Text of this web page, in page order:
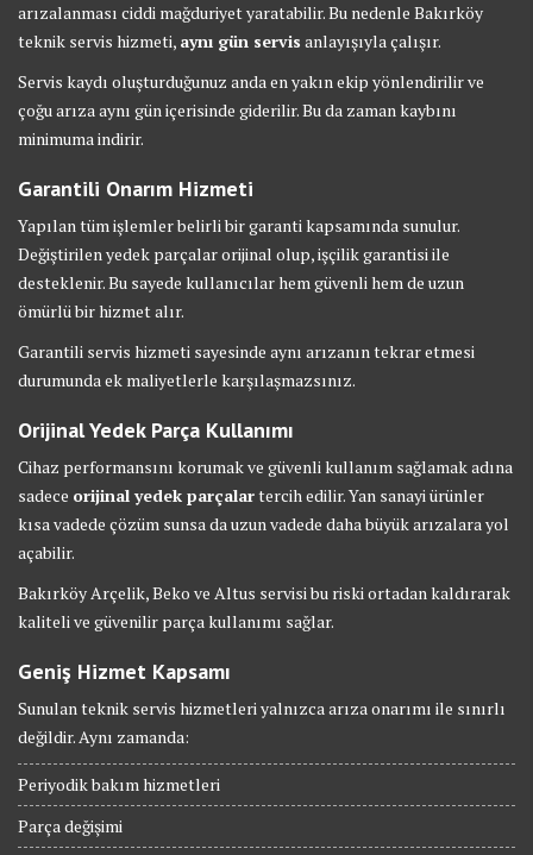
arızalanması ciddi mağduriyet yaratabilir. Bu nedenle Bakırköy
teknik servis hizmeti, aynı gün servis anlayışıyla çalışır.
Servis kaydı oluşturduğunuz anda en yakın ekip yönlendirilir ve
çoğu arıza aynı gün içerisinde giderilir. Bu da zaman kaybını
minimuma indirir.
Garantili Onarım Hizmeti
Yapılan tüm işlemler belirli bir garanti kapsamında sunulur.
Değiştirilen yedek parçalar orijinal olup, işçilik garantisi ile
desteklenir. Bu sayede kullanıcılar hem güvenli hem de uzun
ömürlü bir hizmet alır.
Garantili servis hizmeti sayesinde aynı arızanın tekrar etmesi
durumunda ek maliyetlerle karşılaşmazsınız.
Orijinal Yedek Parça Kullanımı
Cihaz performansını korumak ve güvenli kullanım sağlamak adına
sadece orijinal yedek parçalartercih edilir. Yan sanayi ürünler
kısa vadede çözüm sunsa da uzun vadede daha büyük arızalara yol
açabilir.
Bakırköy Arçelik, Beko ve Altus servisi bu riski ortadan kaldırarak
kaliteli ve güvenilir parça kullanımı sağlar.
Geniş Hizmet Kapsamı
Sunulan teknik servis hizmetleri yalnızca arıza onarımı ile sınırlı
değildir. Aynı zamanda:
Periyodik bakım hizmetleri
Parça değişimi